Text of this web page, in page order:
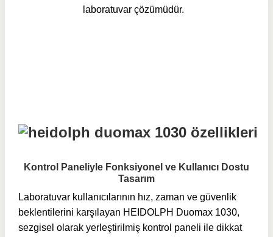
laboratuvar çözümüdür.
Kontrol Paneliyle Fonksiyonel ve Kullanıcı Dostu
Tasarım
Laboratuvar kullanıcılarının hız, zaman ve güvenlik
beklentilerini karşılayan HEIDOLPH Duomax 1030,
sezgisel olarak yerleştirilmiş kontrol paneli ile dikkat